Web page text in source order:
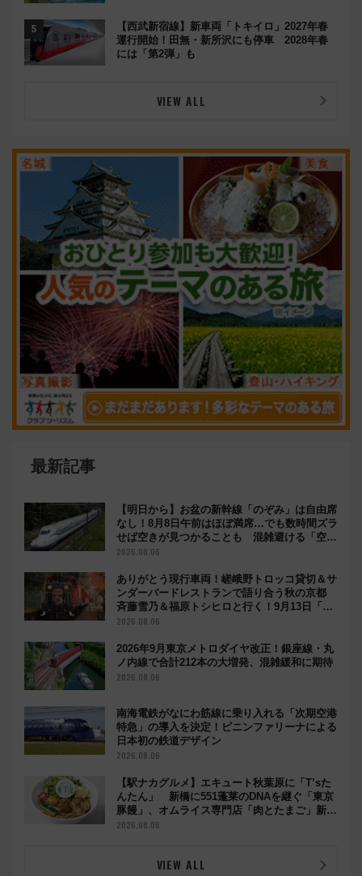
【西武新宿線】新車両「トキイロ」2027年春
運行開始！田無・新所沢にも停車 2028年春
には「第2弾」も
VIEW ALL
最新記事
【明日から】お盆の新幹線「のぞみ」は自由席
なし！8月8日午前はほぼ満席…でも数時間ズラ
せば空きが見つかることも 混雑避ける「空
席」探しのコツ
2026.08.06
ありがとう現行車両！嵯峨野トロッコ貸切＆サ
ンダーバードレストランで語り合う秋の京都
斉藤雪乃＆福原トシヒロと行く！9月13日「京
都の鉄道満喫ツアー」開催
2026.08.06
2026年9月東京メトロダイヤ改正！銀座線・丸
ノ内線で合計212本の大増発、混雑緩和に期待
2026.08.06
南海電鉄がなにわ筋線に乗り入れる「次期空港
特急」の導入を決定！ピニンファリーナによる
日本初の鉄道デザイン
2026.08.06
【駅ナカグルメ】エキュート秋葉原に「T’sた
んたん」 新橋に551蓬莱のDNAを継ぐ「東京
豚饅」、オムライス専門店「肉とたまご」新グ
ルメ続々登場！【2026年8月】
2026.08.06
VIEW ALL